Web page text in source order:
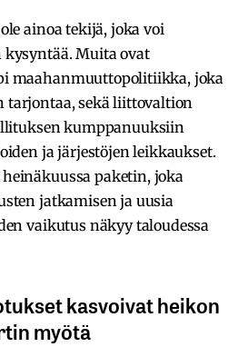
ainoa tekijä, joka voi
Muita ovat
maahanmuuttopolitiikka, joka
tarjontaa, sekä liittovaltion
kumppanuuksiin
ja järjestöjen leikkaukset.
paketin, joka
jatkamisen ja uusia
vaikutus näkyy taloudessa
kasvoivat heikon
myötä